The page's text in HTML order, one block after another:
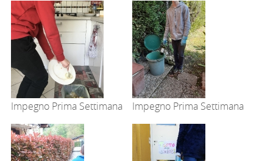
Impegno Prima Settimana Impegno Prima Settimana